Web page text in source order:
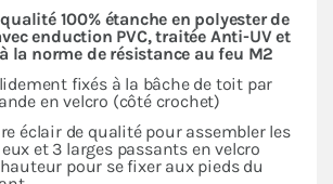
100% étanche en polyester de
enduction PVC, traitée Anti-UV et
la norme de résistance au feu M2
fixés à la bâche de toit par
en velcro (côté crochet)
éclair de qualité pour assembler les
et 3 larges passants en velcro
pour se fixer aux pieds du